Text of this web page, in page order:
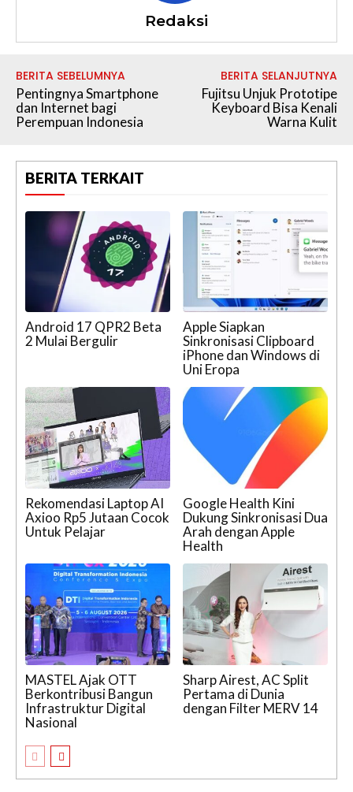
Redaksi
BERITA SEBELUMNYA
Pentingnya Smartphone
dan Internet bagi
Perempuan Indonesia
BERITA SELANJUTNYA
Fujitsu Unjuk Prototipe
Keyboard Bisa Kenali
Warna Kulit
BERITA TERKAIT
Android 17 QPR2 Beta
2 Mulai Bergulir
Apple Siapkan
Sinkronisasi Clipboard
iPhone dan Windows di
Uni Eropa
Rekomendasi Laptop AI
Axioo Rp5 Jutaan Cocok
Untuk Pelajar
Google Health Kini
Dukung Sinkronisasi Dua
Arah dengan Apple
Health
MASTEL Ajak OTT
Berkontribusi Bangun
Infrastruktur Digital
Nasional
Sharp Airest, AC Split
Pertama di Dunia
dengan Filter MERV 14